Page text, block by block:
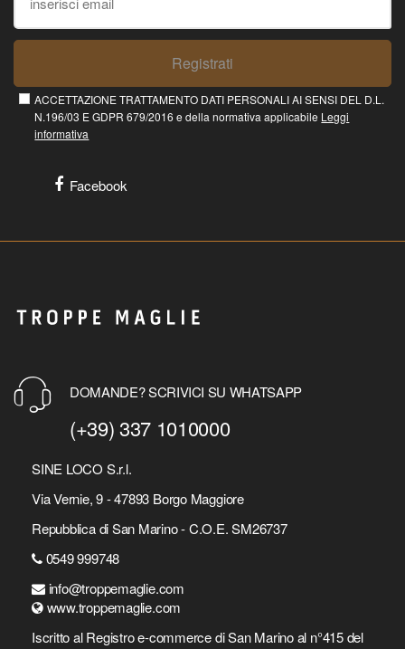
Registrati
ACCETTAZIONE TRATTAMENTO DATI PERSONALI AI SENSI DEL D.L.
N.196/03 E GDPR 679/2016 e della normativa applicabile Leggi
informativa
Facebook
DOMANDE? SCRIVICI SU WHATSAPP
(+39) 337 1010000
SINE LOCO S.r.l.
Via Vernie, 9 - 47893 Borgo Maggiore
Repubblica di San Marino - C.O.E. SM26737
0549 999748
info@troppemaglie.com
www.troppemaglie.com
Iscritto al Registro e-commerce di San Marino al n°415 del